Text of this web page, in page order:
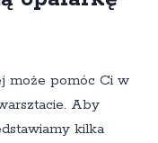
może pomóc Ci w
Aby
kilka